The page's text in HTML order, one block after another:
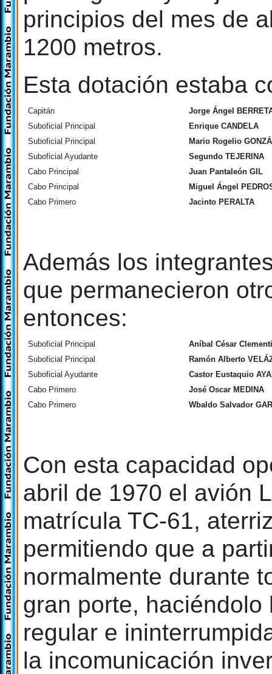
principios del mes de
1200 metros.
Esta dotación estaba
Capitán
Jorge Ángel
Suboficial Principal
Enrique CANDELA
Suboficial Principal
Mario Rogelio
Suboficial Ayudante
Segundo TEJERINA
Cabo Principal
Juan Pantaleón GIL
Cabo Principal
Miguel Ángel
Cabo Primero
Jacinto PERALTA
Además los
que permanecieron
entonces:
Suboficial Principal
Aníbal César
Suboficial Principal
Ramón Alberto
Suboficial Ayudante
Castor Eustaquio
Cabo Primero
José Oscar MEDINA
Cabo Primero
Wbaldo Salvador
Con esta capacidad
abril de 1970 el avión
matrícula TC-61,
permitiendo que a
normalmente durante
gran porte,
regular e
la incomunicación